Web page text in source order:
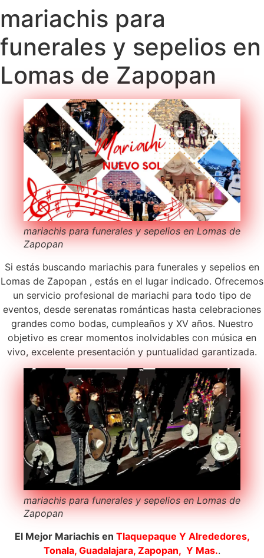
mariachis para
funerales y sepelios en
Lomas de Zapopan
mariachis para funerales y sepelios en Lomas de
Zapopan
Si estás buscando mariachis para funerales y sepelios en
Lomas de Zapopan , estás en el lugar indicado. Ofrecemos
un servicio profesional de mariachi para todo tipo de
eventos, desde serenatas románticas hasta celebraciones
grandes como bodas, cumpleaños y XV años. Nuestro
objetivo es crear momentos inolvidables con música en
vivo, excelente presentación y puntualidad garantizada.
mariachis para funerales y sepelios en Lomas de
Zapopan
El Mejor Mariachis en Tlaquepaque Y Alrededores,
Tonala, Guadalajara, Zapopan, Y Mas..